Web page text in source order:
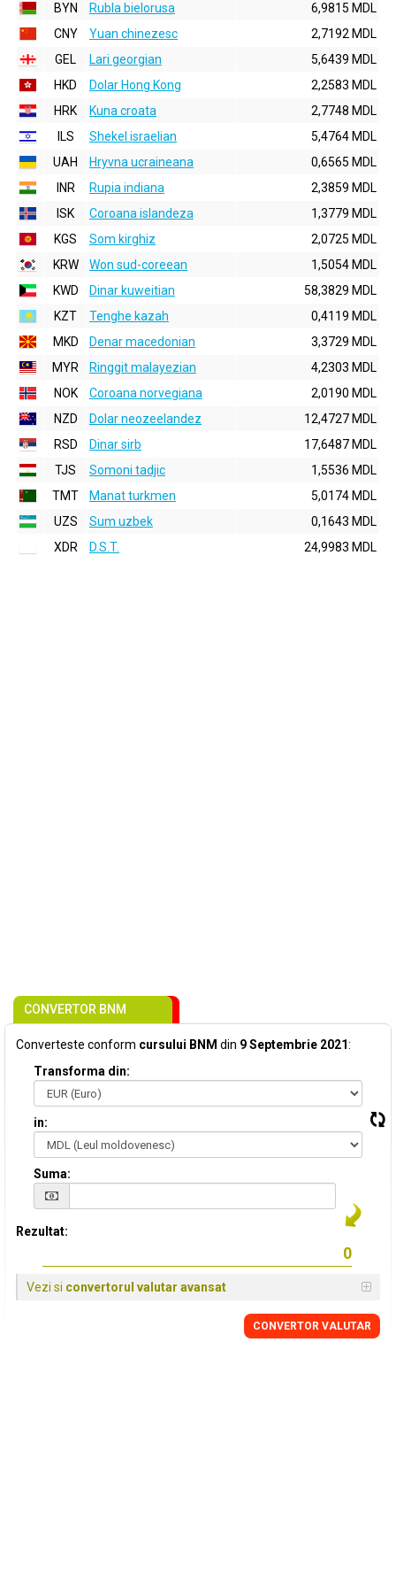
BYN
Rubla bielorusa
6,9815 MDL
CNY
Yuan chinezesc
2,7192 MDL
GEL
Lari georgian
5,6439 MDL
HKD
Dolar Hong Kong
2,2583 MDL
HRK
Kuna croata
2,7748 MDL
ILS
Shekel israelian
5,4764 MDL
UAH
Hryvna ucraineana
0,6565 MDL
INR
Rupia indiana
2,3859 MDL
ISK
Coroana islandeza
1,3779 MDL
KGS
Som kirghiz
2,0725 MDL
KRW
Won sud-coreean
1,5054 MDL
KWD
Dinar kuweitian
58,3829 MDL
KZT
Tenghe kazah
0,4119 MDL
MKD
Denar macedonian
3,3729 MDL
MYR
Ringgit malayezian
4,2303 MDL
NOK
Coroana norvegiana
2,0190 MDL
NZD
Dolar neozeelandez
12,4727 MDL
RSD
Dinar sirb
17,6487 MDL
TJS
Somoni tadjic
1,5536 MDL
TMT
Manat turkmen
5,0174 MDL
UZS
Sum uzbek
0,1643 MDL
XDR
D.S.T. 24,9983 MDL
CONVERTOR BNM
Converteste conform cursului BNM din 9 Septembrie 2021:
Transforma din:
in:
Suma:
Rezultat:
Vezi si convertorul valutar avansat
CONVERTOR VALUTAR